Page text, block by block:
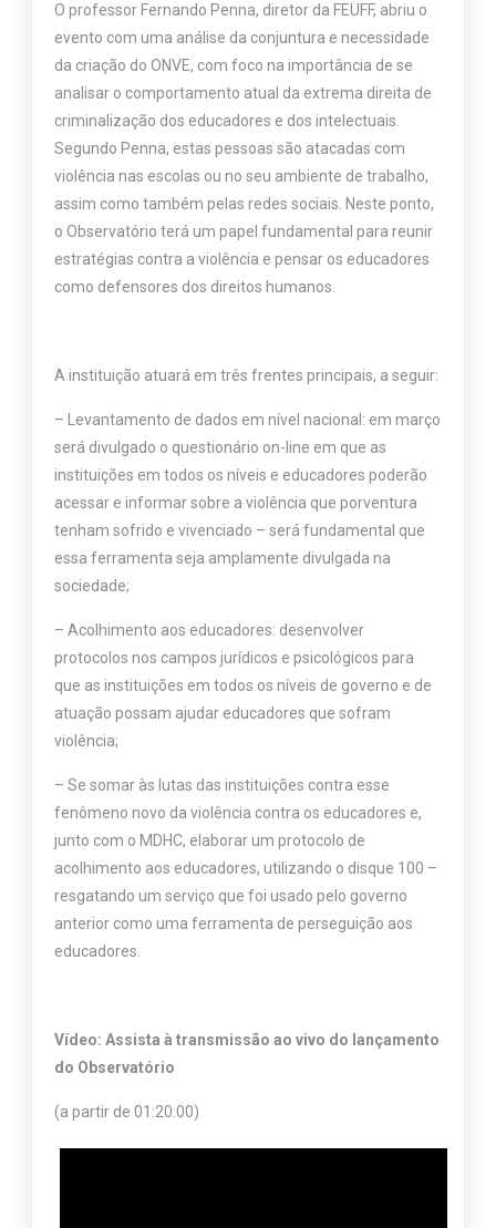
O professor Fernando Penna, diretor da FEUFF, abriu o
evento com uma análise da conjuntura e necessidade
da criação do ONVE, com foco na importância de se
analisar o comportamento atual da extrema direita de
criminalização dos educadores e dos intelectuais.
Segundo Penna, estas pessoas são atacadas com
violência nas escolas ou no seu ambiente de trabalho,
assim como também pelas redes sociais. Neste ponto,
o Observatório terá um papel fundamental para reunir
estratégias contra a violência e pensar os educadores
como defensores dos direitos humanos.
A instituição atuará em três frentes principais, a seguir:
– Levantamento de dados em nível nacional: em março
será divulgado o questionário on-line em que as
instituições em todos os níveis e educadores poderão
acessar e informar sobre a violência que porventura
tenham sofrido e vivenciado – será fundamental que
essa ferramenta seja amplamente divulgada na
sociedade;
– Acolhimento aos educadores: desenvolver
protocolos nos campos jurídicos e psicológicos para
que as instituições em todos os níveis de governo e de
atuação possam ajudar educadores que sofram
violência;
– Se somar às lutas das instituições contra esse
fenômeno novo da violência contra os educadores e,
junto com o MDHC, elaborar um protocolo de
acolhimento aos educadores, utilizando o disque 100 –
resgatando um serviço que foi usado pelo governo
anterior como uma ferramenta de perseguição aos
educadores.
Vídeo: Assista à transmissão ao vivo do lançamento
do Observatório
(a partir de 01:20:00)